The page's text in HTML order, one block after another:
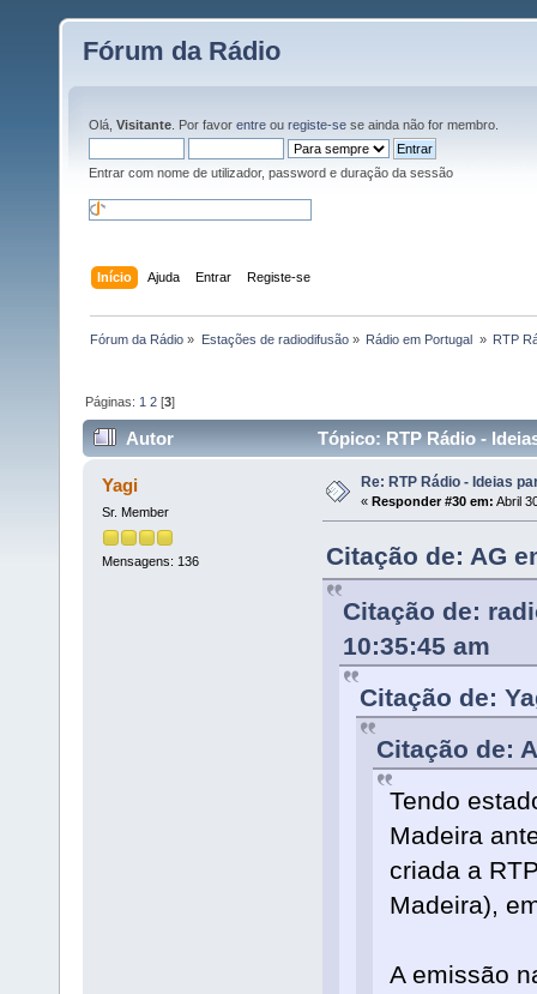
Fórum da Rádio
Olá, Visitante . Por favor entre ou registe-se se ainda não for membro.
Entrar com nome de utilizador, password e duração da sessão
Início Ajuda Entrar Registe-se
Fórum da Rádio » Estações de radiodifusão» Rádio em Portugal » RTP
Páginas: 1 2 [3]
Autor Tópico: RTP Rádio -
Yagi
Sr. Member
Mensagens: 136
Re: RTP Rádio - Ideias
« Responder #30 em: Abril
Citação de: AG
Citação de:
10:35:45 am
Citação de:
Citação de:
Tendo
Madeira
criada a
Madeira),
A emissão